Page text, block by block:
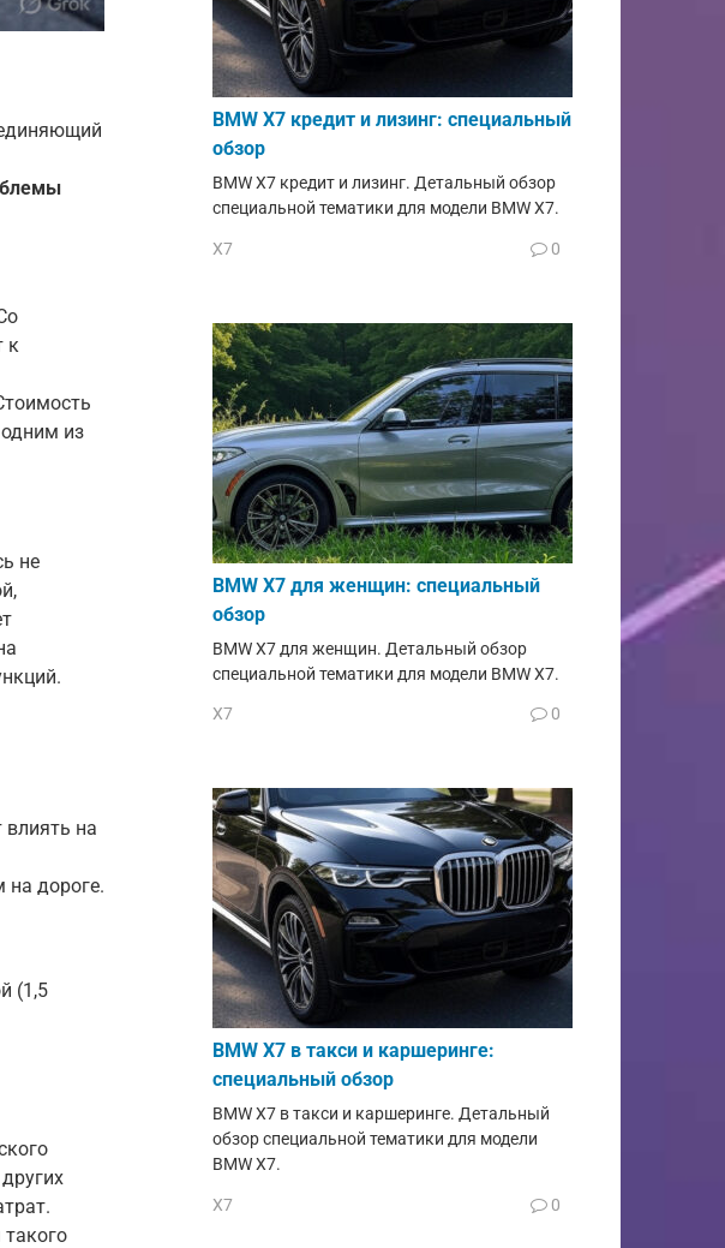
к
из
не
влиять на
на дороге.
(1,5
такого
BMW X7 кредит и лизинг: специальный
обзор
BMW X7 кредит и лизинг. Детальный обзор
специальной тематики для модели BMW X7.
X7 0
BMW X7 для женщин: специальный
обзор
BMW X7 для женщин. Детальный обзор
специальной тематики для модели BMW X7.
X7 0
BMW X7 в такси и каршеринге:
специальный обзор
BMW X7 в такси и каршеринге. Детальный
обзор специальной тематики для модели
BMW X7.
X7 0